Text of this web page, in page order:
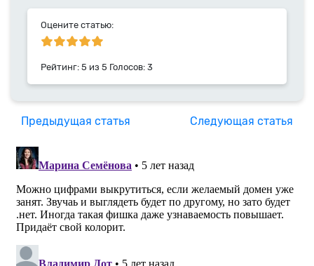
Оцените статью:
Рейтинг: 5 из 5 Голосов: 3
Предыдущая статья Следующая статья